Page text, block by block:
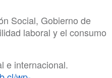
Social, Gobierno de
laboral y el consumo
e internacional.